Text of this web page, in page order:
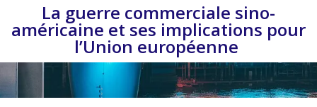
La guerre commerciale sino-
américaine et ses implications pour
l’Union européenne